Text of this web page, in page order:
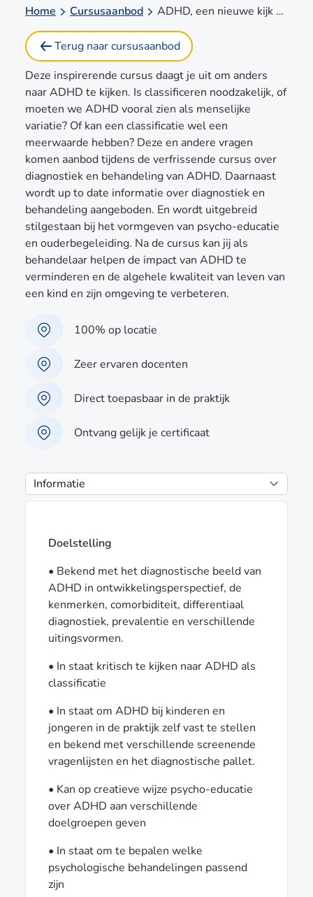
Home Cursusaanbod ADHD, een nieuwe kijk op diagnostiek en behandeling bij kinderen en jongeren
Terug naar cursusaanbod
Deze inspirerende cursus daagt je uit om anders
naar ADHD te kijken. Is classificeren noodzakelijk, of
moeten we ADHD vooral zien als menselijke
variatie? Of kan een classificatie wel een
meerwaarde hebben? Deze en andere vragen
komen aanbod tijdens de verfrissende cursus over
diagnostiek en behandeling van ADHD. Daarnaast
wordt up to date informatie over diagnostiek en
behandeling aangeboden. En wordt uitgebreid
stilgestaan bij het vormgeven van psycho-educatie
en ouderbegeleiding. Na de cursus kan jij als
behandelaar helpen de impact van ADHD te
verminderen en de algehele kwaliteit van leven van
een kind en zijn omgeving te verbeteren.
100% op locatie
Zeer ervaren docenten
Direct toepasbaar in de praktijk
Ontvang gelijk je certificaat
Doelstelling
• Bekend met het diagnostische beeld van
ADHD in ontwikkelingsperspectief, de
kenmerken, comorbiditeit, differentiaal
diagnostiek, prevalentie en verschillende
uitingsvormen.
• In staat kritisch te kijken naar ADHD als
classificatie
• In staat om ADHD bij kinderen en
jongeren in de praktijk zelf vast te stellen
en bekend met verschillende screenende
vragenlijsten en het diagnostische pallet.
• Kan op creatieve wijze psycho-educatie
over ADHD aan verschillende
doelgroepen geven
• In staat om te bepalen welke
psychologische behandelingen passend
zijn